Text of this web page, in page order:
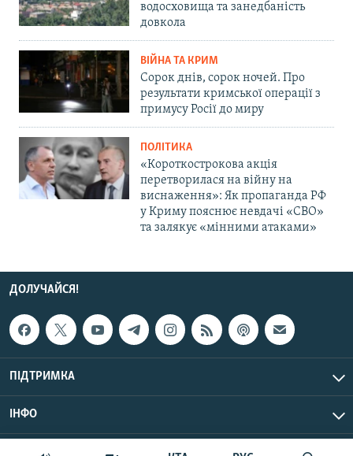
водосховища та занедбаність
довкола
ВІЙНА ТА КРИМ
Сорок днів, сорок ночей. Про
результати кримської операції з
примусу Росії до миру
ПОЛІТИКА
«Короткострокова акція
перетворилася на війну на
виснаження»: Як пропаганда РФ
у Криму пояснює невдачі «СВО»
та залякує «мінними атаками»
ДОЛУЧАЙСЯ!
ПІДТРИМКА
ІНФО